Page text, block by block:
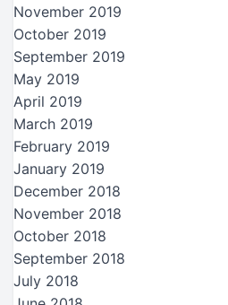
November 2019
October 2019
September 2019
May 2019
April 2019
March 2019
February 2019
January 2019
December 2018
November 2018
October 2018
September 2018
July 2018